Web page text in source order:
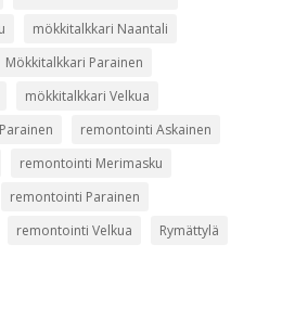
mökkitalkkari Naantali
Mökkitalkkari Parainen
mökkitalkkari Velkua
Parainen
remontointi Askainen
remontointi Merimasku
remontointi Parainen
remontointi Velkua Rymättylä